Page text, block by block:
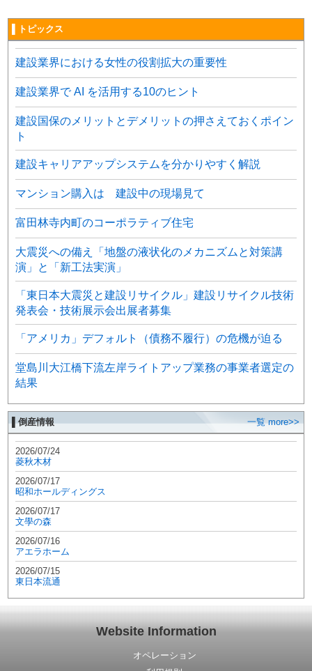
▌トピックス
建設業界における女性の役割拡大の重要性
建設業界で AI を活用する10のヒント
建設国保のメリットとデメリットの押さえておくポイン
ト
建設キャリアアップシステムを分かりやすく解説
マンション購入は 建設中の現場見て
富田林寺内町のコーポラティブ住宅
大震災への備え「地盤の液状化のメカニズムと対策講
演」と「新工法実演」
「東日本大震災と建設リサイクル」建設リサイクル技術
発表会・技術展示会出展者募集
「アメリカ」デフォルト（債務不履行）の危機が迫る
堂島川大江橋下流左岸ライトアップ業務の事業者選定の
結果
▌倒産情報 一覧 more>>
2026/07/24
菱秋木材
2026/07/17
昭和ホールディングス
2026/07/17
文學の森
2026/07/16
アエラホーム
2026/07/15
東日本流通
Website Information
オペレーション